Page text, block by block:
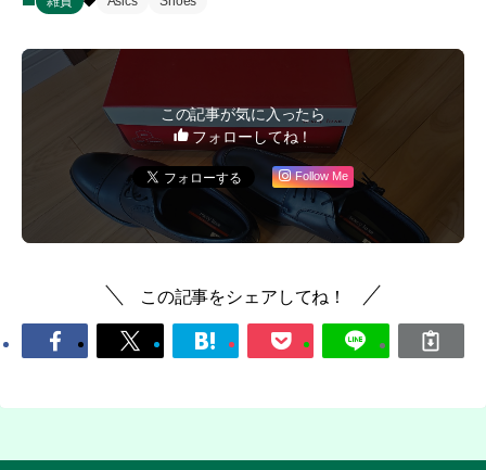
この記事が気に入ったら
フォローしてね！
Follow Me
この記事をシェアしてね！